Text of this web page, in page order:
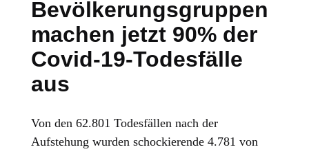
Bevölkerungsgruppen
machen jetzt 90% der
Covid-19-Todesfälle
aus
Von den 62.801 Todesfällen nach der
Aufstehung wurden schockierende 4.781 von